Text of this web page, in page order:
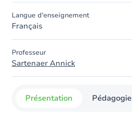
Langue d'enseignement
Français
Professeur
Sartenaer Annick
Présentation Pédagogie